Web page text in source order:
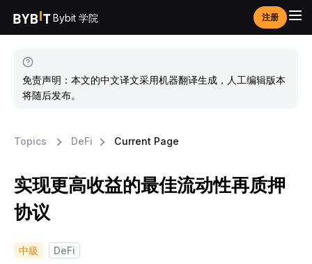
Bybit 学院 注册
免责声明：本文的中文译文采用机器翻译生成，人工编辑版本
将随后发布。
Topics DeFi Current Page
实现更高收益的最佳流动性再质押
协议
中級
DeFi